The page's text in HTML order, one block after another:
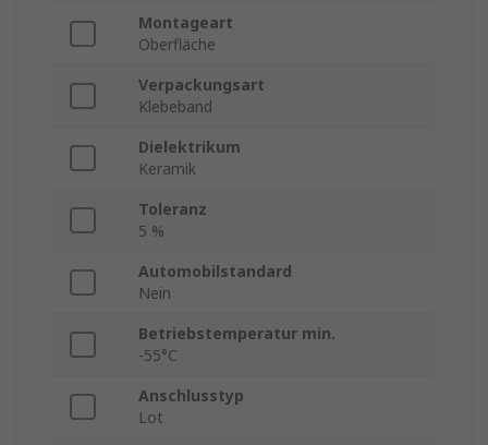
Montageart
Oberfläche
Verpackungsart
Klebeband
Dielektrikum
Keramik
Toleranz
5 %
Automobilstandard
Nein
Betriebstemperatur min.
-55°C
Anschlusstyp
Lot